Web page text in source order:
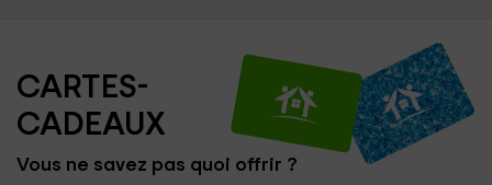
CARTES-
CADEAUX
Vous ne savez pas quoi offrir ?